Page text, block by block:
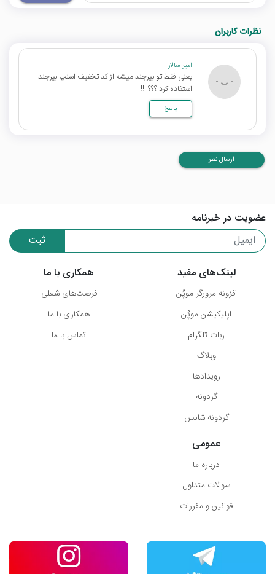
نظرات کاربران
امیر سالار
یعنی فقط تو بیرجند میشه از کد تخفیف اسنپ بیرجند
استفاده کرد ؟؟؟!!!!
پاسخ
ارسال نظر
عضویت در خبرنامه
ثبت
لینک‌های مفید
افزونه مرورگر موپُن
اپلیکیشن موپُن
ربات تلگرام
وبلاگ
رویدادها
گردونه
گردونه شانس
همکاری با ما
فرصت‌های شغلی
همکاری با ما
تماس با ما
عمومی
درباره ما
سوالات متداول
قوانین و مقررات